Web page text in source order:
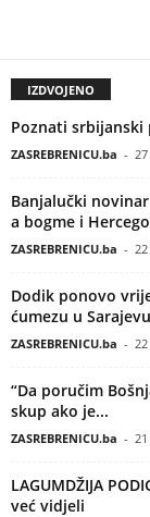
IZDVOJENO
Poznati srbijanski
ZASREBRENICU.ba -
Banjalučki novinar
a bogme i
ZASREBRENICU.ba -
Dodik ponovo
ćumezu u
ZASREBRENICU.ba -
“Da poručim
skup ako je...
ZASREBRENICU.ba -
LAGUMDŽIJA
već vidjeli